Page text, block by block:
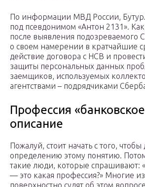
По информации МВД России,
под псевдонимом «Антон 2131».
после выявления подозреваемого
о своем намерении в кратчайшие
действие договора с НСВ и
защиты персональных данных
заемщиков, используемых
агентствами – подрядчиками
Профессия
описание
Пожалуй, стоит начать с того, чтобы
определению этому понятию.
такие люди, которые спрашивают:
— это какая профессия?» Многие
поверхностно судят об этом